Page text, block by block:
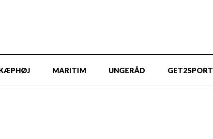
MARITIM UNGERÅD GET2SPORT